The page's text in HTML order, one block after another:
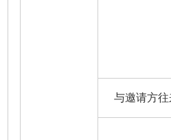
与邀请方